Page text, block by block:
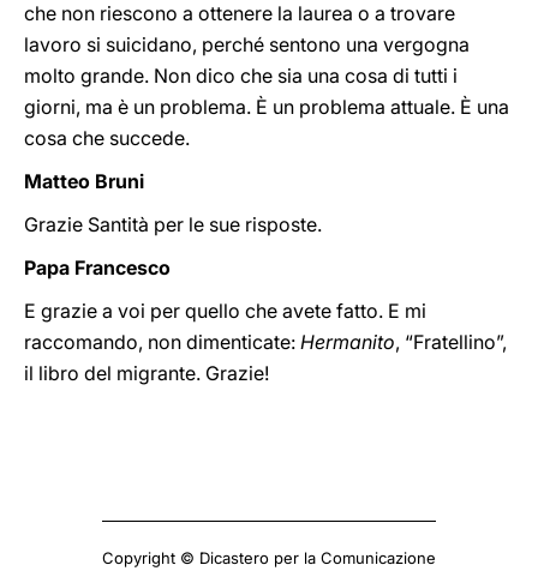
che non riescono a ottenere la laurea o a trovare
lavoro si suicidano, perché sentono una vergogna
molto grande. Non dico che sia una cosa di tutti i
giorni, ma è un problema. È un problema attuale. È una
cosa che succede.
Matteo Bruni
Grazie Santità per le sue risposte.
Papa Francesco
E grazie a voi per quello che avete fatto. E mi
raccomando, non dimenticate: Hermanito, “Fratellino”,
il libro del migrante. Grazie!
Copyright © Dicastero per la Comunicazione